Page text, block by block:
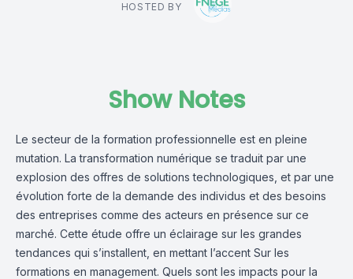
HOSTED BY
Show Notes
Le secteur de la formation professionnelle est en pleine
mutation. La transformation numérique se traduit par une
explosion des offres de solutions technologiques, et par une
évolution forte de la demande des individus et des besoins
des entreprises comme des acteurs en présence sur ce
marché. Cette étude offre un éclairage sur les grandes
tendances qui s’installent, en mettant l’accent Sur les
formations en management. Quels sont les impacts pour la